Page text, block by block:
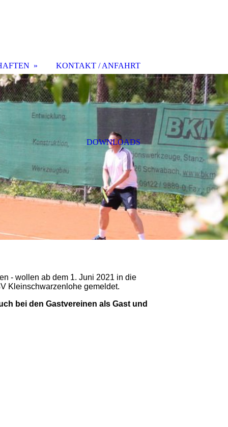
- wollen ab dem 1. Juni 2021 in die
Kleinschwarzenlohe gemeldet.
bei den Gastvereinen als Gast und
KONTAKT / ANFAHRT
DOWNLOADS